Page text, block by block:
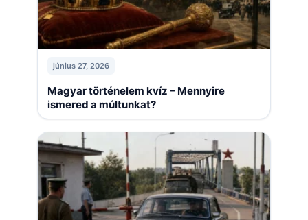
június 27, 2026
Magyar történelem kvíz – Mennyire
ismered a múltunkat?